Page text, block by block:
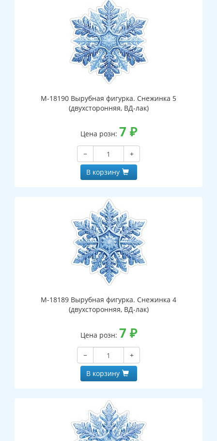
М-18190 Вырубная фигурка. Снежинка 5
(двухсторонняя, ВД-лак)
Цена розн: 7 ₽
−
+
В корзину
М-18189 Вырубная фигурка. Снежинка 4
(двухсторонняя, ВД-лак)
Цена розн: 7 ₽
−
+
В корзину